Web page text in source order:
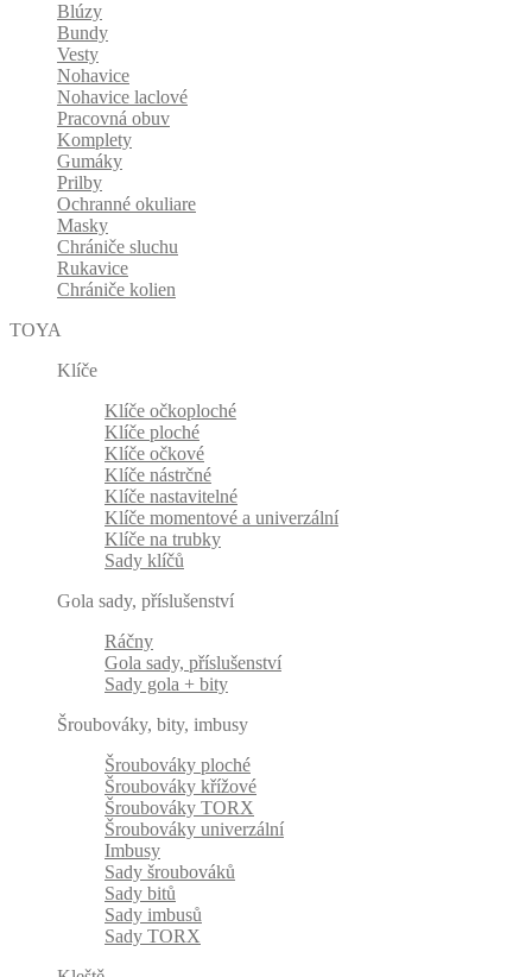
Blúzy
Bundy
Vesty
Nohavice
Nohavice laclové
Pracovná obuv
Komplety
Gumáky
Prilby
Ochranné okuliare
Masky
Chrániče sluchu
Rukavice
Chrániče kolien
TOYA
Klíče
Klíče očkoploché
Klíče ploché
Klíče očkové
Klíče nástrčné
Klíče nastavitelné
Klíče momentové a univerzální
Klíče na trubky
Sady klíčů
Gola sady, příslušenství
Ráčny
Gola sady, příslušenství
Sady gola + bity
Šroubováky, bity, imbusy
Šroubováky ploché
Šroubováky křížové
Šroubováky TORX
Šroubováky univerzální
Imbusy
Sady šroubováků
Sady bitů
Sady imbusů
Sady TORX